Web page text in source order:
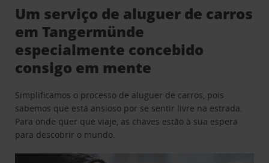
Um serviço de aluguer de carros
em Tangermünde
especialmente concebido
consigo em mente
Simplificamos o processo de aluguer de carros, pois
sabemos que está ansioso por se sentir livre na estrada.
Para onde quer que viaje, as chaves estão à sua espera
para descobrir o mundo.